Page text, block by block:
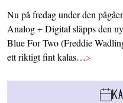
Nu på fredag under den
Analog + Digital släpps den
Blue For Two (Freddie
ett riktigt fint kalas…>